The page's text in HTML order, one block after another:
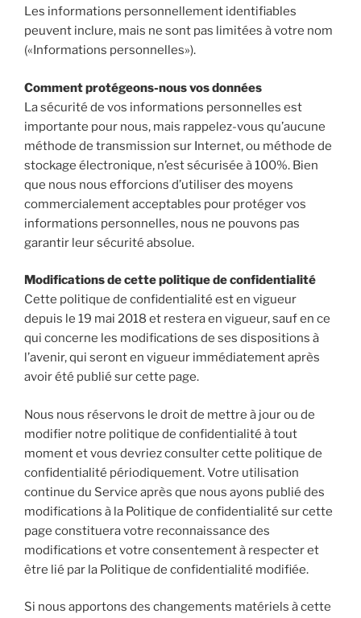
Les informations personnellement identifiables
peuvent inclure, mais ne sont pas limitées à votre nom
(«Informations personnelles»).
Comment protégeons-nous vos données
La sécurité de vos informations personnelles est
importante pour nous, mais rappelez-vous qu’aucune
méthode de transmission sur Internet, ou méthode de
stockage électronique, n’est sécurisée à 100%. Bien
que nous nous efforcions d’utiliser des moyens
commercialement acceptables pour protéger vos
informations personnelles, nous ne pouvons pas
garantir leur sécurité absolue.
Modifications de cette politique de confidentialité
Cette politique de confidentialité est en vigueur
depuis le 19 mai 2018 et restera en vigueur, sauf en ce
qui concerne les modifications de ses dispositions à
l’avenir, qui seront en vigueur immédiatement après
avoir été publié sur cette page.
Nous nous réservons le droit de mettre à jour ou de
modifier notre politique de confidentialité à tout
moment et vous devriez consulter cette politique de
confidentialité périodiquement. Votre utilisation
continue du Service après que nous ayons publié des
modifications à la Politique de confidentialité sur cette
page constituera votre reconnaissance des
modifications et votre consentement à respecter et
être lié par la Politique de confidentialité modifiée.
Si nous apportons des changements matériels à cette